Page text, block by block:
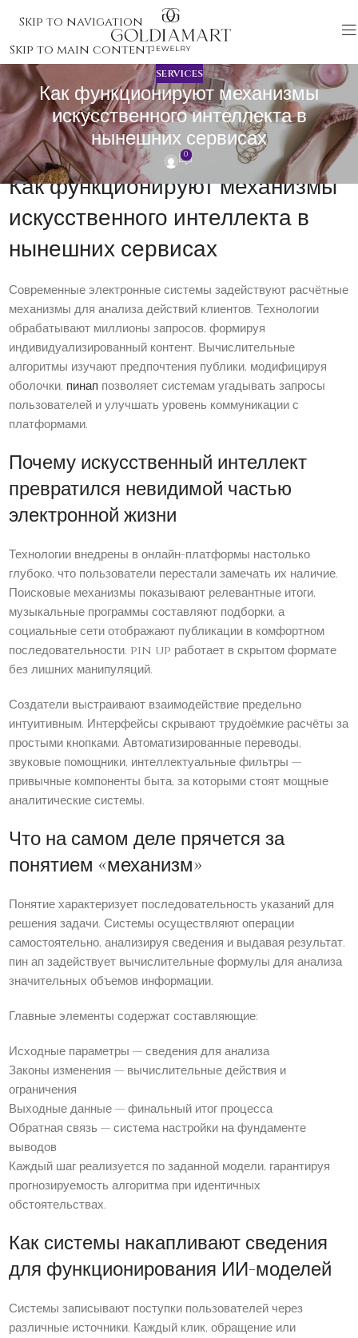
Skip to navigation
Skip to main content
SERVICES
Как функционируют механизмы
искусственного интеллекта в
нынешних сервисах
0
Как функционируют механизмы
искусственного интеллекта в
нынешних сервисах
Современные электронные системы задействуют расчётные
механизмы для анализа действий клиентов. Технологии
обрабатывают миллионы запросов, формируя
индивидуализированный контент. Вычислительные
алгоритмы изучают предпочтения публики, модифицируя
оболочки. пинап позволяет системам угадывать запросы
пользователей и улучшать уровень коммуникации с
платформами.
Почему искусственный интеллект
превратился невидимой частью
электронной жизни
Технологии внедрены в онлайн-платформы настолько
глубоко, что пользователи перестали замечать их наличие.
Поисковые механизмы показывают релевантные итоги,
музыкальные программы составляют подборки, а
социальные сети отображают публикации в комфортном
последовательности. pin up работает в скрытом формате
без лишних манипуляций.
Создатели выстраивают взаимодействие предельно
интуитивным. Интерфейсы скрывают трудоёмкие расчёты за
простыми кнопками. Автоматизированные переводы,
звуковые помощники, интеллектуальные фильтры —
привычные компоненты быта, за которыми стоят мощные
аналитические системы.
Что на самом деле прячется за
понятием «механизм»
Понятие характеризует последовательность указаний для
решения задачи. Системы осуществляют операции
самостоятельно, анализируя сведения и выдавая результат.
пин ап задействует вычислительные формулы для анализа
значительных объемов информации.
Главные элементы содержат составляющие:
Исходные параметры — сведения для анализа
Законы изменения — вычислительные действия и
ограничения
Выходные данные — финальный итог процесса
Обратная связь — система настройки на фундаменте
выводов
Каждый шаг реализуется по заданной модели, гарантируя
прогнозируемость алгоритма при идентичных
обстоятельствах.
Как системы накапливают сведения
для функционирования ИИ-моделей
Системы записывают поступки пользователей через
различные источники. Каждый клик, обращение или